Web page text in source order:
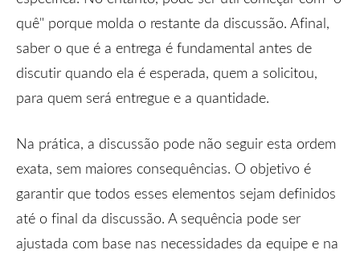
quê" porque molda o restante da discussão. Afinal,
saber o que é a entrega é fundamental antes de
discutir quando ela é esperada, quem a solicitou,
para quem será entregue e a quantidade.
Na prática, a discussão pode não seguir esta ordem
exata, sem maiores consequências. O objetivo é
garantir que todos esses elementos sejam definidos
até o final da discussão. A sequência pode ser
ajustada com base nas necessidades da equipe e na